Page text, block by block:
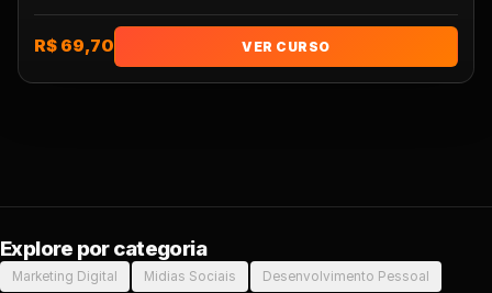
R$ 69,70 VER CURSO
Explore por categoria
Marketing Digital Midias Sociais Desenvolvimento Pessoal